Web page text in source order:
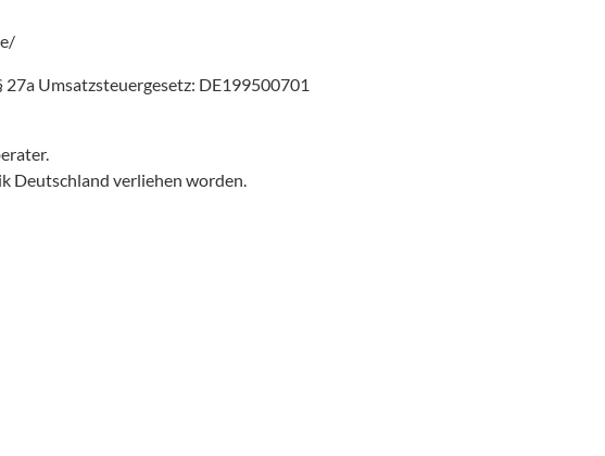
Umsatzsteuergesetz: DE199500701
Deutschland verliehen worden.